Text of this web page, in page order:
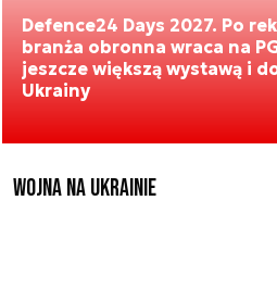
Defence24 Days 2027. Po
branża obronna wraca na
jeszcze większą wystawą i
Ukrainy
Wojna na Ukrainie